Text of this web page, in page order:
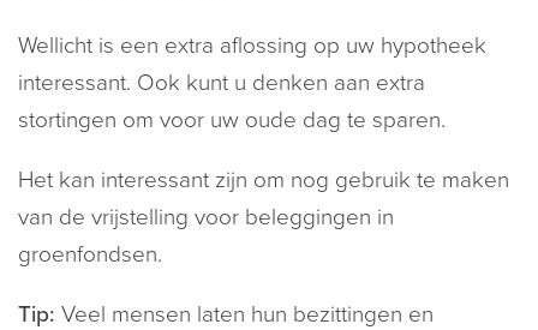
Wellicht is een extra aflossing op uw hypotheek
interessant. Ook kunt u denken aan extra
stortingen om voor uw oude dag te sparen.
Het kan interessant zijn om nog gebruik te maken
van de vrijstelling voor beleggingen in
groenfondsen.
Tip: Veel mensen laten hun bezittingen en